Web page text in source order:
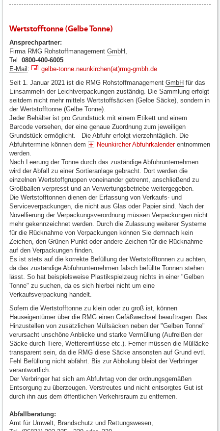
Wertstofftonne (Gelbe Tonne)
Ansprechpartner:
Firma RMG Rohstoffmanagement GmbH
Tel. 0800-400-6005
E-Mail:
gelbe-tonne.neunkirchen(at)rmg-gmbh.de
Seit 1. Januar 2021 ist die RMG Rohstoffmanagement GmbH für das
Einsammeln der Leichtverpackungen zuständig. Die Sammlung erfolgt
seitdem nicht mehr mittels Wertstoffsäcken (Gelbe Säcke), sondern in
der Wertstofftonne (Gelbe Tonne).
Jeder Behälter ist pro Grundstück mit einem Etikett und einem
Barcode versehen, der eine genaue Zuordnung zum jeweiligen
Grundstück ermöglicht. Die Abfuhr erfolgt vierzehntäglich. Die
Abfuhrtermine können dem
Neunkircher Abfuhrkalender entnommen
werden.
Nach Leerung der Tonne durch das zuständige Abfuhrunternehmen
wird der Abfall zu einer Sortieranlage gebracht. Dort werden die
einzelnen Wertstoffgruppen voneinander getrennt, anschließend zu
Großballen verpresst und an Verwertungsbetriebe weitergegeben.
Die Wertstofftonnen dienen der Erfassung von Verkaufs- und
Serviceverpackungen, die nicht aus Glas oder Papier sind. Nach der
Novellierung der Verpackungsverordnung müssen Verpackungen nicht
mehr gekennzeichnet werden. Durch die Zulassung weiterer Systeme
für die Rücknahme von Verpackungen können Sie demnach kein
Zeichen, den Grünen Punkt oder andere Zeichen für die Rücknahme
auf den Verpackungen finden.
Es ist stets auf die korrekte Befüllung der Wertstofftonnen zu achten,
da das zuständige Abfuhrunternehmen falsch befüllte Tonnen stehen
lässt. So hat beispielsweise Plastikspielzeug nichts in einer "Gelben
Tonne" zu suchen, da es sich hierbei nicht um eine
Verkaufsverpackung handelt.
Sofern die Wertstofftonne zu klein oder zu groß ist, können
Hauseigentümer über die RMG einen Gefäßwechsel beauftragen. Das
Hinzustellen von zusätzlichen Müllsäcken neben der "Gelben Tonne"
verursacht unschöne Anblicke und starke Vermüllung (Aufreißen der
Säcke durch Tiere, Wettereinflüsse etc.). Ferner müssen die Mülläcke
transparent sein, da die RMG diese Säcke ansonsten auf Grund evtl.
Fehl Befüllung nicht abfährt. Bis zur Abholung bleibt der Verbringer
verantwortlich.
Der Verbringer hat sich am Abfuhrtag von der ordnungsgemäßen
Entsorgung zu überzeugen. Verstreutes und nicht entsorgtes Gut ist
durch ihn aus dem öffentlichen Verkehrsraum zu entfernen.
Abfallberatung:
Amt für Umwelt, Brandschutz und Rettungswesen,